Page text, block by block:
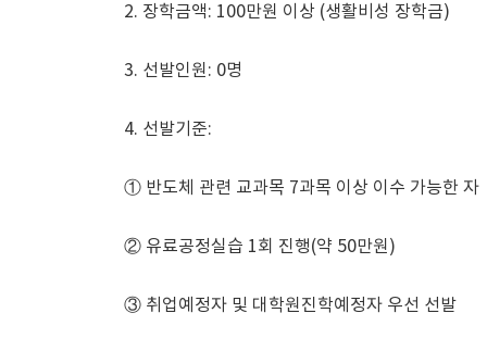
2. 장학금액: 100만원 이상 (생활비성 장학금)
3. 선발인원: 0명
4. 선발기준:
① 반도체 관련 교과목 7과목 이상 이수 가능한 자
② 유료공정실습 1회 진행(약 50만원)
③ 취업예정자 및 대학원진학예정자 우선 선발